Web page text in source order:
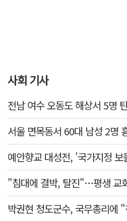
사회 기사
예안향교 대성전, '국가지정 보